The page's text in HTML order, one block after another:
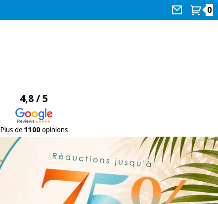
0
4,8 / 5
Plus de 1100opinions